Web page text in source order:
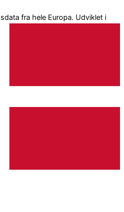
fra hele Europa. Udviklet i